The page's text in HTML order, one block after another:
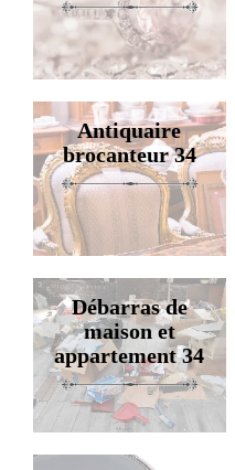
Antiquaire
brocanteur 34
Débarras de
maison et
appartement 34